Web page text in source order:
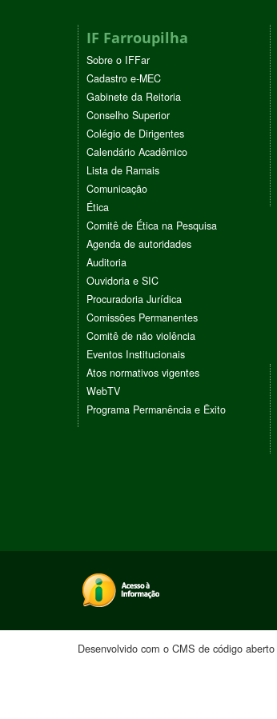
IF Farroupilha
Sobre o IFFar
Cadastro e-MEC
Gabinete da Reitoria
Conselho Superior
Colégio de Dirigentes
Calendário Acadêmico
Lista de Ramais
Comunicação
Ética
Comitê de Ética na Pesquisa
Agenda de autoridades
Auditoria
Ouvidoria e SIC
Procuradoria Jurídica
Comissões Permanentes
Comitê de não violência
Eventos Institucionais
Atos normativos vigentes
WebTV
Programa Permanência e Êxito
Desenvolvido com o CMS de código aberto